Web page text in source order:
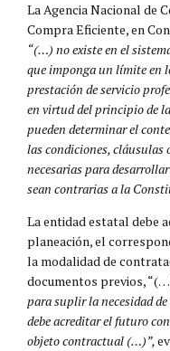
La Agencia Nacional de
Compra Eficiente, en
“(…) no existe en el
que imponga un límite en
prestación de servicio
en virtud del principio de
pueden determinar el
las condiciones, cláusulas
necesarias para
sean contrarias a la
La entidad estatal debe
planeación, el
la modalidad de
documentos previos,
para suplir la necesidad
debe acreditar el futuro
objeto contractual (…)”,